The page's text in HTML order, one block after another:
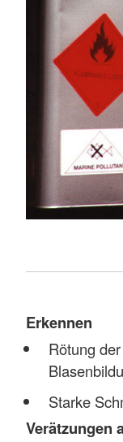
Erkennen
Rötung
Starke
Verätzungen